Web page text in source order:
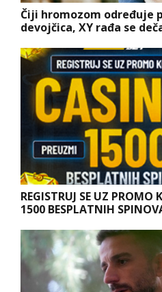
Čiji hromozom određuje
devojčica, XY rađa se
REGISTRUJ SE UZ
1500 BESPLATNIH